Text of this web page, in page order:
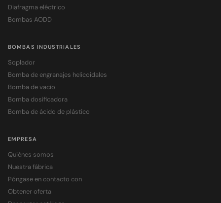
Diafragma eléctrico
Bombas AODD
BOMBAS INDUSTRIALES
Soplador
Bomba de engranajes helicoidales
Bomba de vacío
Bomba dosificadora
Bomba de ácido de plástico
EMPRESA
Quiénes somos
Nuestra fábrica
Póngase en contacto con
Obtener oferta